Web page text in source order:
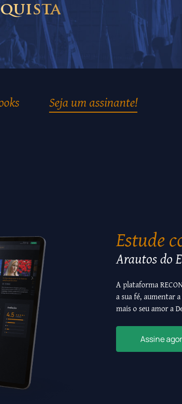
Seja um assinante!
Estude
Arautos do
A plataforma
a sua fé, aumentar
mais o seu amor a
Assine